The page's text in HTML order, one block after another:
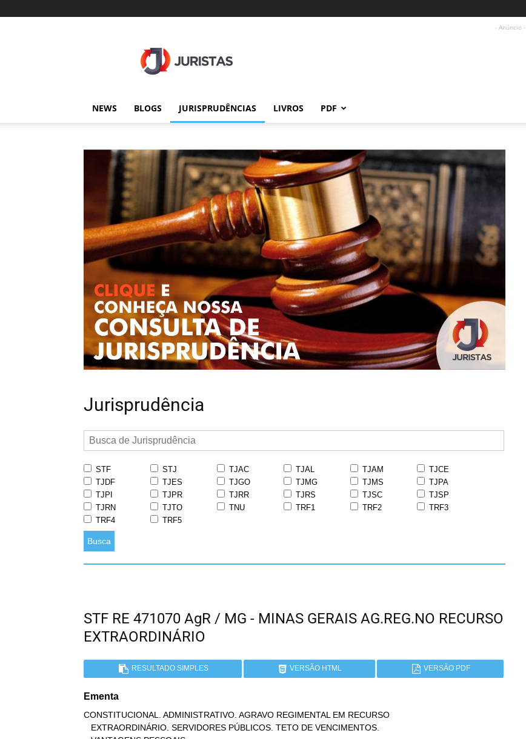
- Anúncio -
NEWS BLOGS JURISPRUDÊNCIAS LIVROS PDF
Jurisprudência
STF STJ TJAC TJAL TJAM
TJCE
TJDF
TJES TJGO TJMG TJMS
TJPA
TJPI
TJPR TJRR TJRS TJSC
TJSP
TJRN
TJTO TNU TRF1 TRF2
TRF3
TRF4
TRF5
Busca
STF RE 471070 AgR / MG - MINAS GERAIS AG.REG.NO RECURSO
EXTRAORDINÁRIO
RESULTADO SIMPLES VERSÃO HTML VERSÃO PDF
Ementa
CONSTITUCIONAL. ADMINISTRATIVO. AGRAVO REGIMENTAL EM RECURSO